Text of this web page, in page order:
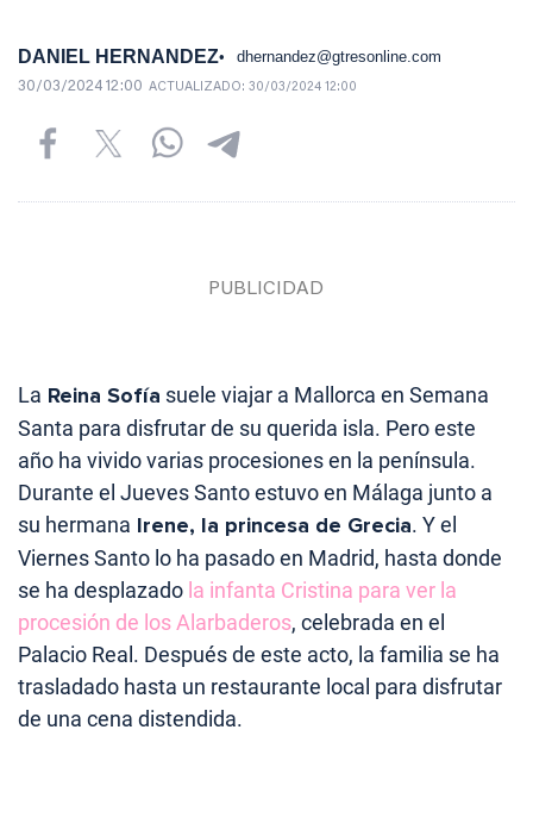
DANIEL HERNANDEZ dhernandez@gtresonline.com
30/03/2024 12:00 ACTUALIZADO: 30/03/2024 12:00
La Reina Sofía suele viajar a Mallorca en Semana
Santa para disfrutar de su querida isla. Pero este
año ha vivido varias procesiones en la península.
Durante el Jueves Santo estuvo en Málaga junto a
su hermana Irene, la princesa de Grecia. Y el
Viernes Santo lo ha pasado en Madrid, hasta donde
se ha desplazado la infanta Cristina para ver la
procesión de los Alarbaderos, celebrada en el
Palacio Real. Después de este acto, la familia se ha
trasladado hasta un restaurante local para disfrutar
de una cena distendida.